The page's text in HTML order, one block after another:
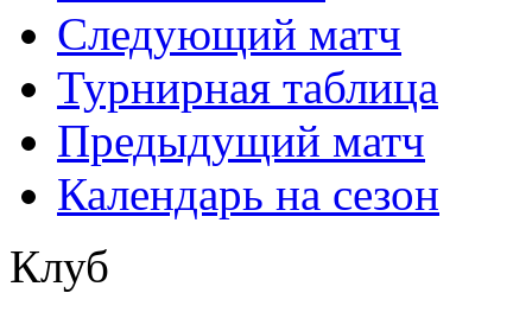
Следующий матч
Турнирная таблица
Предыдущий матч
Календарь на сезон
Клуб